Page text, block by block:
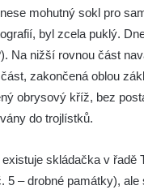
pastvině severovýchodně
u domu čp. 123 v
zahradě domu čp. 184 v
horních Mikulášovicích
mohutný sokl pro
byl zcela puklý.
Na nižší rovnou část
zakončená oblou
obrysový kříž, bez
do trojlístků.
skládačka v řadě
5 – drobné památky), ale